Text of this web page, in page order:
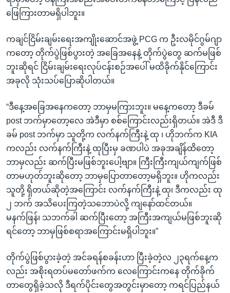
ဖြေကြားတာမရှိပါဘူး။
ကချင်ငြိမ်းချမ်းရေးအကျိုးဆောင်အဖွဲ့ PCG က ဦးလမိုင်ဂွမ်ဂျာ
ကတော့ တိုက်ပွဲဖြစ်ပွားတဲ့ အခြေအနေနဲ့ တိုက်ပွဲတွေ ဆက်မဖြစ်
ဘူးဆိုရင် ငြိမ်းချမ်းရေးလုပ်ငန်းစဉ်အပေါ် မထိခိုက်နိုင်ကြောင်း
အခုလို သုံးသပ်ပြောဆိုပါတယ်။
“ဒီနေ့အခြေအနေကတော့ ဘာမှမကြားဘူး။ မနေ့ကတော့ ဒီခမ်
post ဘက်မှာတော့လေ အဲဒီမှာ စစ်ကြောင်းလည်းရှိတယ်။ အဲဒီ ဒီ
ခမ် post ဘက်မှာ သူတို့က လက်နက်ကြီးနဲ့ ထု ၊ ဟိုဘက်က KIA
ကလည်း လက်နက်ကြီးနဲ့ ထုပြီးမှ ခဏပါပဲ အခုအချိန်ထိတော့
ဘာမှလည်း ဆက်ပြီးမဖြစ်ဘူးပေါ့ဗျာ။ ကြီးကြီးကျယ်ကျက်ဖြစ်
တာမဟုတ်ဘူးဆိုတော့ ဘာမှပြောတာတော့မရှိဘူး။ ဟိုကလည်း
သူတို့ ရှိတယ်ဆိုတဲ့အကြောင်း လက်နက်ကြီးနဲ့ ထု၊ ဒီကလည်း ထု
၂ ဘက် အသိပေးကြတဲ့သဘောပဲလို့ ကျနော်ထင်တယ်။
မနက်ဖြန်၊ သဘက်ခါ ဆက်ပြီးတော့ အကြီးအကျယ်မဖြစ်ဘူးဆို
ရင်တော့ ဘာမှဖြစ်စရာအကြောင်းမရှိပါဘူး။”
တိုက်ပွဲဖြစ်ပွားခဲ့တဲ့ အင်ခရန်စခန်းဟာ ပြီးခဲ့တဲ့လ ၂၃ရက်နေ့က
လည်း အစိုးရတပ်မတော်ဖက်က လေကြောင်းကနေ တိုက်ခိုက်
တာတွေရှိခဲ့သလို ဒီရက်ပိုင်းတွေအတွင်းမှာတော့ ကရင်ပြည်နယ်